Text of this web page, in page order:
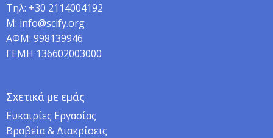
Τηλ: +30 2114004192
M: info@scify.org
ΑΦΜ: 998139946
ΓΕΜΗ 136602003000
Σχετικά με εμάς
Ευκαιρίες Εργασίας
Βραβεία & Διακρίσεις